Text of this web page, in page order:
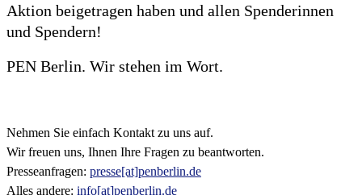
Aktion beigetragen haben und allen Spenderinnen
und Spendern!
PEN Berlin. Wir stehen im Wort.
Nehmen Sie einfach Kontakt zu uns auf.
Wir freuen uns, Ihnen Ihre Fragen zu beantworten.
Presseanfragen: presse[at]penberlin.de
Alles andere: info[at]penberlin.de